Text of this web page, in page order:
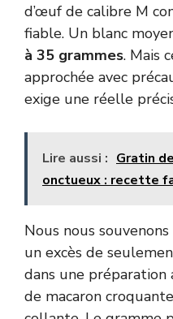
d’œuf de calibre M
fiable. Un blanc
à 35 grammes. Mais
approchée avec
exige une réelle
Lire aussi : Gratin
onctueux : recette
Nous nous souvenons
un excès de
dans une
de macaron